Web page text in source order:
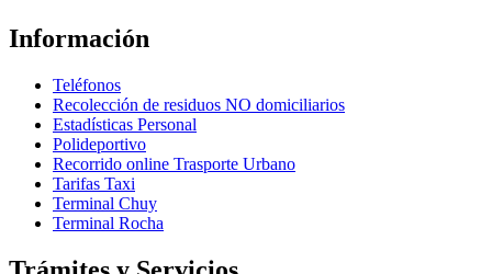
Información
Teléfonos
Recolección de residuos NO domiciliarios
Estadísticas Personal
Polideportivo
Recorrido online Trasporte Urbano
Tarifas Taxi
Terminal Chuy
Terminal Rocha